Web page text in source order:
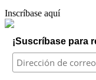
Inscríbase aquí
¡Suscríbase para